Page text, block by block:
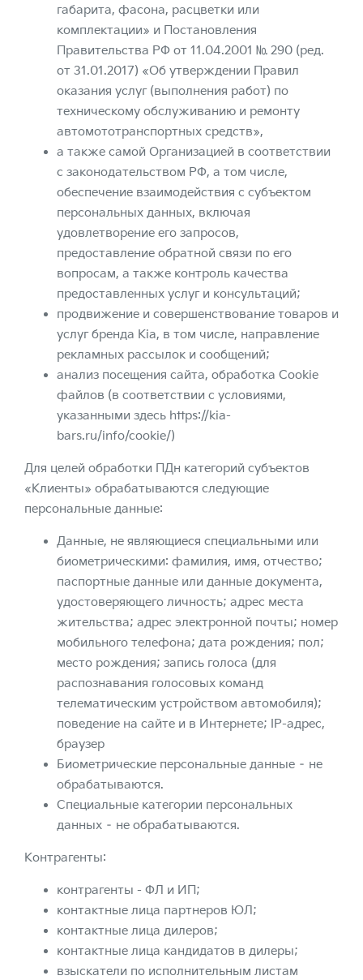
габарита, фасона, расцветки или
комплектации» и Постановления
Правительства РФ от 11.04.2001 № 290 (ред.
от 31.01.2017) «Об утверждении Правил
оказания услуг (выполнения работ) по
техническому обслуживанию и ремонту
автомототранспортных средств»,
а также самой Организацией в соответствии
с законодательством РФ, а том числе,
обеспечение взаимодействия с субъектом
персональных данных, включая
удовлетворение его запросов,
предоставление обратной связи по его
вопросам, а также контроль качества
предоставленных услуг и консультаций;
продвижение и совершенствование товаров и
услуг бренда Kia, в том числе, направление
рекламных рассылок и сообщений;
анализ посещения сайта, обработка Cookie
файлов (в соответствии с условиями,
указанными здесь https://kia-
bars.ru/info/cookie/)
Для целей обработки ПДн категорий субъектов
«Клиенты» обрабатываются следующие
персональные данные:
Данные, не являющиеся специальными или
биометрическими: фамилия, имя, отчество;
паспортные данные или данные документа,
удостоверяющего личность; адрес места
жительства; адрес электронной почты; номер
мобильного телефона; дата рождения; пол;
место рождения; запись голоса (для
распознавания голосовых команд
телематическим устройством автомобиля);
поведение на сайте и в Интернете; IP-адрес,
браузер
Биометрические персональные данные – не
обрабатываются.
Специальные категории персональных
данных – не обрабатываются.
Контрагенты:
контрагенты - ФЛ и ИП;
контактные лица партнеров ЮЛ;
контактные лица дилеров;
контактные лица кандидатов в дилеры;
взыскатели по исполнительным листам